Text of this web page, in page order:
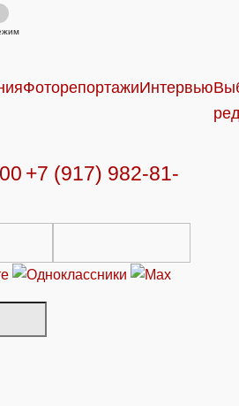
ФоторепортажиИнтервью
+7 (917) 982-81-